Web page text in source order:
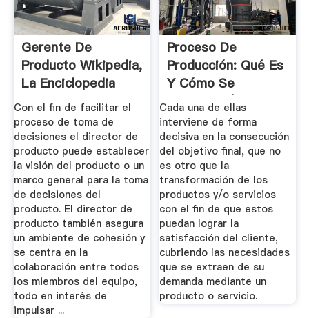
Gerente De
Producto Wikipedia,
La Enciclopedia
Libre
Con el fin de facilitar el
proceso de toma de
decisiones el director de
producto puede establecer
la visión del producto o un
marco general para la toma
de decisiones del
producto. El director de
producto también asegura
un ambiente de cohesión y
se centra en la
colaboración entre todos
los miembros del equipo,
todo en interés de
impulsar ...
Proceso De
Producción: Qué Es
Y Cómo Se
Desarrolla | EAE
Cada una de ellas
interviene de forma
decisiva en la consecución
del objetivo final, que no
es otro que la
transformación de los
productos y/o servicios
con el fin de que estos
puedan lograr la
satisfacción del cliente,
cubriendo las necesidades
que se extraen de su
demanda mediante un
producto o servicio.